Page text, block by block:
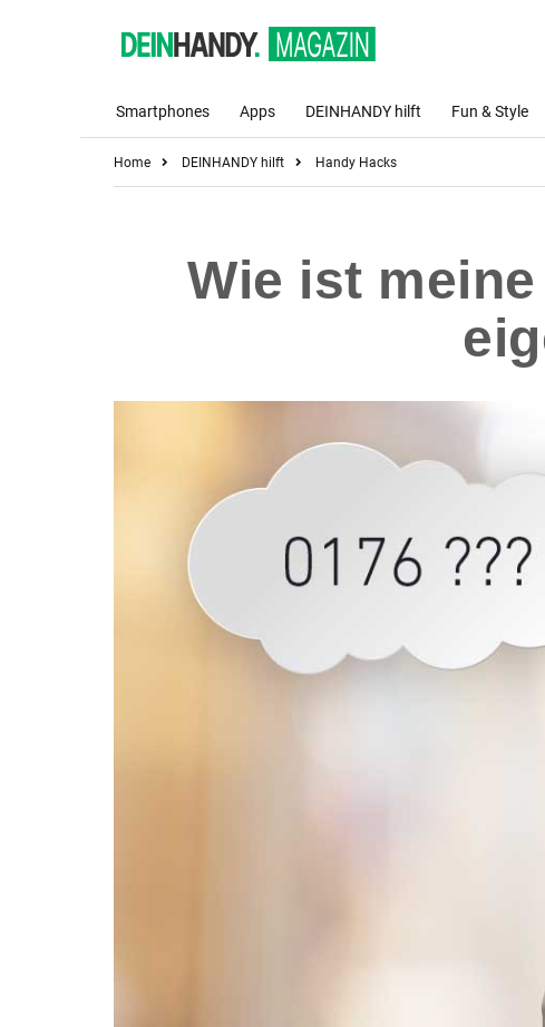
Smartphones Apps DEINHANDY hilft Fun & Style
Home DEINHANDY hilft Handy Hacks
Wie ist